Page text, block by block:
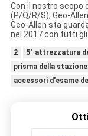
Con il nostro scopo
(P/Q/R/S), Geo-
Geo-Allen sta
nel 2017 con tutti
2
5" attrezzatura
prisma della
accessori d'esame